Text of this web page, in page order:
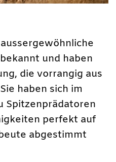
und haben
die vorrangig aus
haben sich im
Spitzenprädatoren
perfekt auf
abgestimmt